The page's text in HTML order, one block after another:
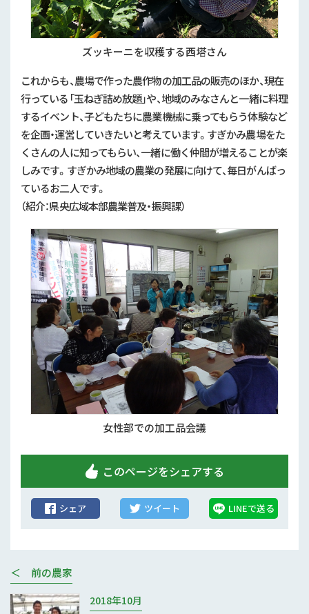
ズッキーニを収穫する西塔さん
これからも、農場で作った農作物の加工品の販売のほか、現在
行っている「玉ねぎ詰め放題」や、地域のみなさんと一緒に料理
するイベント、子どもたちに農業機械に乗ってもらう体験など
を企画・運営していきたいと考えています。すぎかみ農場をた
くさんの人に知ってもらい、一緒に働く仲間が増えることが楽
しみです。すぎかみ地域の農業の発展に向けて、毎日がんばっ
ているお二人です。
（紹介：県央広域本部農業普及・振興課）
女性部での加工品会議
このページをシェアする
シェア ツイート LINEで送る
＜ 前の農家
2018年10月